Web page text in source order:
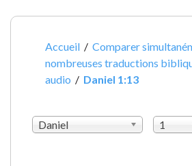
Accueil /Comparer
nombreuses traductions
audio / Daniel 1:13
Daniel 1